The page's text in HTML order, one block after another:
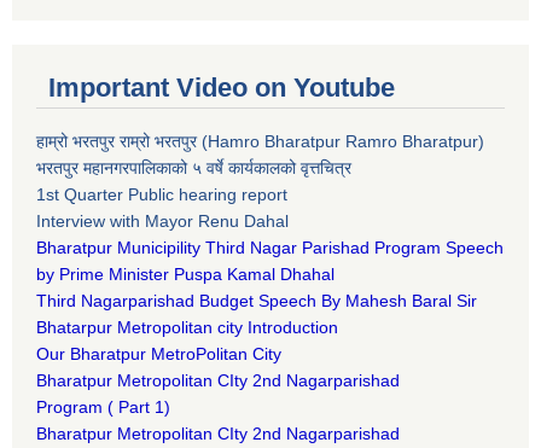
Important Video on Youtube
हाम्रो भरतपुर राम्रो भरतपुर (Hamro Bharatpur Ramro Bharatpur)
भरतपुर महानगरपालिकाको ५ वर्षे कार्यकालको वृत्तचित्र
1st Quarter Public hearing report
Interview with Mayor Renu Dahal
Bharatpur Municipility Third Nagar Parishad Program Speech
by Prime Minister Puspa Kamal Dhahal​
Third Nagarparishad Budget Speech By Mahesh Baral Sir​
Bhatarpur Metropolitan city Introduction​
Our Bharatpur MetroPolitan City​
Bharatpur Metropolitan CIty 2nd Nagarparishad
Program ( Part 1)
Bharatpur Metropolitan CIty 2nd Nagarparishad